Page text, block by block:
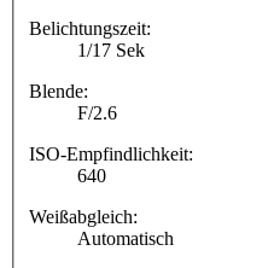
Belichtungszeit:
1/17 Sek
Blende:
F/2.6
ISO-Empfindlichkeit:
640
Weißabgleich:
Automatisch